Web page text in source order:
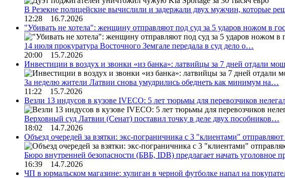
В Резекне полицейские вычислили и задержали двух мужчин, которые
12:28 16.7.2026
"Убивать не хотела": женщину отправляют под суд за 5 ударов ножом в
14 июля прокуратура Восточного Земгале передала в суд дело о…
20:00 15.7.2026
Инвестиции в воздух и звонки «из банка»: латвийцы за 7 дней отдали
За неделю жители Латвии снова умудрились обеднеть как минимум на…
11:22 15.7.2026
Везли 13 индусов в кузове IVECO: 5 лет тюрьмы для перевозчиков
Верховный суд Латвии (Сенат) поставил точку в деле двух пособников…
18:02 14.7.2026
Объезд очередей за взятки: экс-пограничника с 3 "клиентами" отправляют
Бюро внутренней безопасности (БВБ, IDB) предлагает начать уголовное
16:39 14.7.2026
ЧП в юрмальском магазине: хулиган в черной футболке напал на